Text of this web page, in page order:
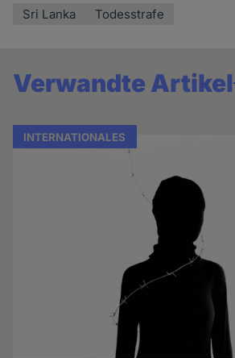
Sri Lanka Todesstrafe
Verwandte Artikel
INTERNATIONALES